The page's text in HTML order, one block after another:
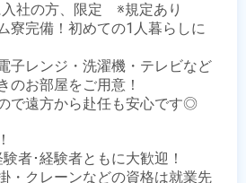
社の方、限定　※規定あり
寮完備！初めての1人暮らしに
子レンジ・洗濯機・テレビなど
のお部屋をご用意！
で遠方から赴任も安心です◎
者･経験者ともに大歓迎！
・クレーンなどの資格は就業先